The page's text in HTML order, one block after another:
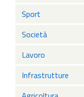
Sport
Società
Lavoro
Infrastrutture